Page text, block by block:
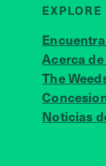
EXPLORE
Acerca
The
Noticias